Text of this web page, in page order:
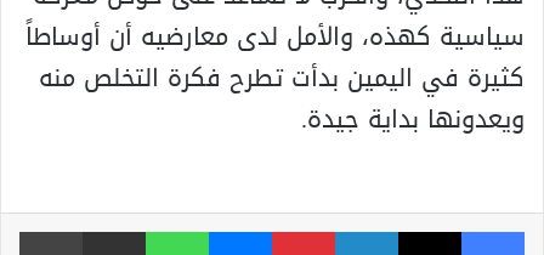
سياسية كهذه، والأمل لدى معارضيه أن أوساطاً
كثيرة في اليمين بدأت تطرح فكرة التخلص منه
ويعدونها بداية جيدة.
فيسبوك ‫X لينكدإن بينتيريست ماسنجر واتساب مشاركة عبر البريد